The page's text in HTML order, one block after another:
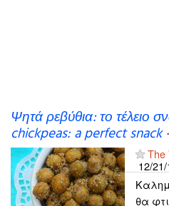
Ψητά ρεβύθια: το τέλειο
chickpeas: a perfect snack
The
12/
θα